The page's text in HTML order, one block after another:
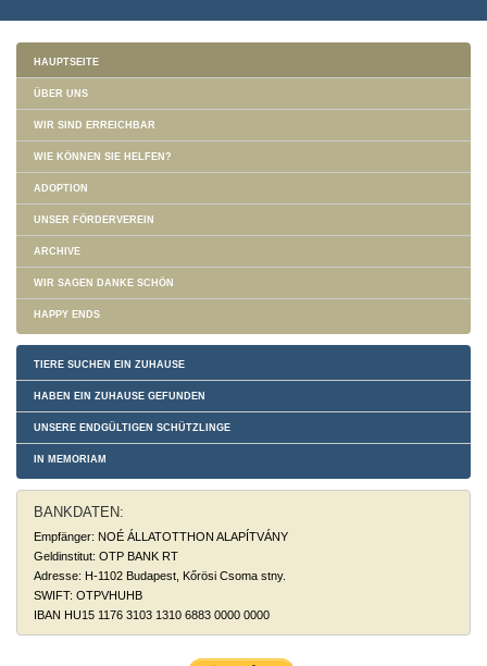
HAUPTSEITE
ÜBER UNS
WIR SIND ERREICHBAR
WIE KÖNNEN SIE HELFEN?
ADOPTION
UNSER FÖRDERVEREIN
ARCHIVE
WIR SAGEN DANKE SCHÖN
HAPPY ENDS
TIERE SUCHEN EIN ZUHAUSE
HABEN EIN ZUHAUSE GEFUNDEN
UNSERE ENDGÜLTIGEN SCHÜTZLINGE
IN MEMORIAM
BANKDATEN:
Empfänger: NOÉ ÁLLATOTTHON ALAPÍTVÁNY
Geldinstitut: OTP BANK RT
Adresse: H-1102 Budapest, Kőrösi Csoma stny.
SWIFT: OTPVHUHB
IBAN HU15 1176 3103 1310 6883 0000 0000